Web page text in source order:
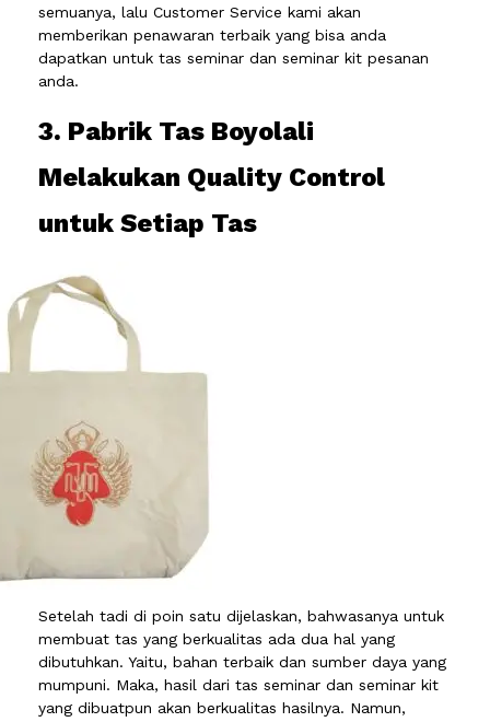
semuanya, lalu Customer Service kami akan
memberikan penawaran terbaik yang bisa anda
dapatkan untuk tas seminar dan seminar kit pesanan
anda.
3. Pabrik Tas Boyolali
Melakukan Quality Control
untuk Setiap Tas
Setelah tadi di poin satu dijelaskan, bahwasanya untuk
membuat tas yang berkualitas ada dua hal yang
dibutuhkan. Yaitu, bahan terbaik dan sumber daya yang
mumpuni. Maka, hasil dari tas seminar dan seminar kit
yang dibuatpun akan berkualitas hasilnya. Namun,